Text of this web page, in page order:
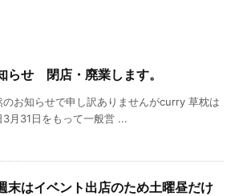
らせ 閉店・廃業します。
のお知らせで申し訳ありませんがcurry 草枕は
3月31日をもって一般営 ...
末はイベント出店のため土曜昼だけ